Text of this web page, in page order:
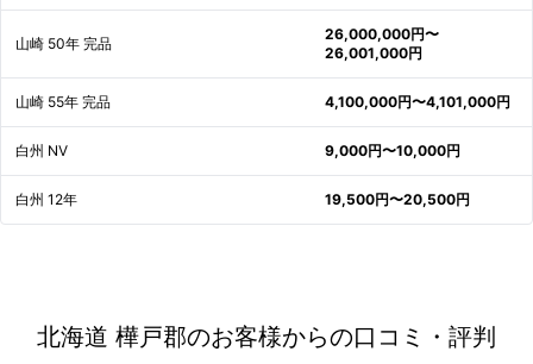
山崎 50年 完品
26,000,000円〜
26,001,000円
山崎 55年 完品 4,100,000円〜4,101,000円
白州 NV 9,000円〜10,000円
白州 12年 19,500円〜20,500円
北海道 樺戸郡のお客様からの口コミ・評判